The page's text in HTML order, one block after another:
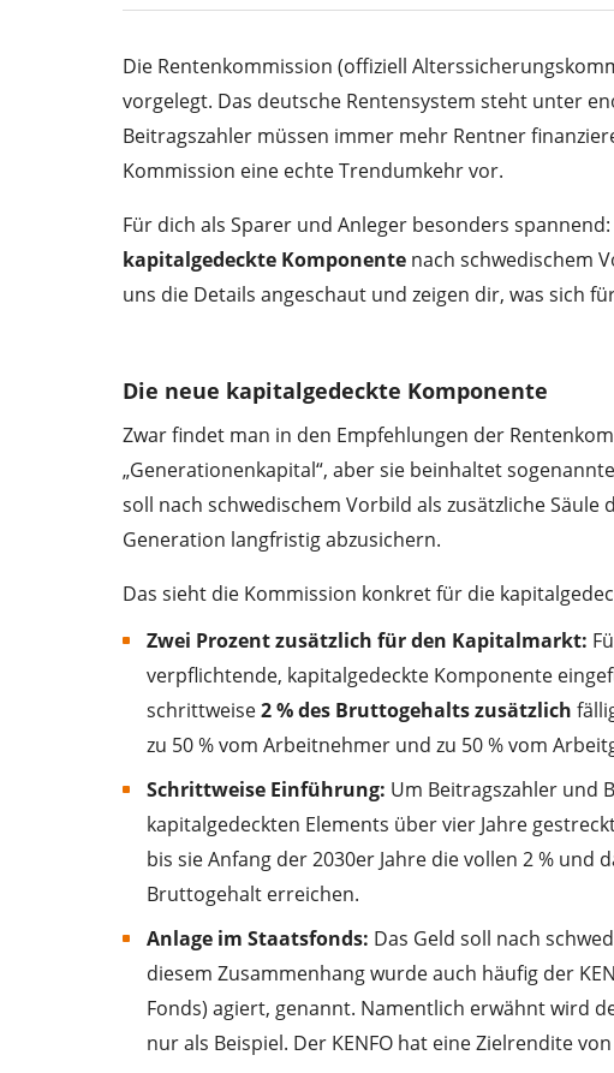
Die Rentenkommission (offiziell
vorgelegt. Das deutsche Rentensystem steht unter
Beitragszahler müssen immer mehr Rentner
Kommission eine echte Trendumkehr vor.
Für dich als Sparer und Anleger besonders
kapitalgedeckte Komponente nach schwedischem
uns die Details angeschaut und zeigen dir, was sich
Die neue kapitalgedeckte Komponente
Zwar findet man in den Empfehlungen der
„Generationenkapital“, aber sie beinhaltet sogenannte
soll nach schwedischem Vorbild als zusätzliche
Generation langfristig abzusichern.
Das sieht die Kommission konkret für die
Zwei Prozent zusätzlich für den Kapitalmarkt:
verpflichtende, kapitalgedeckte Komponente
schrittweise2 % des Bruttogehalts zusätzlich
zu 50 % vom Arbeitnehmer und zu 50 % vom
Schrittweise Einführung: Um Beitragszahler und
kapitalgedeckten Elements über vier Jahre
bis sie Anfang der 2030er Jahre die vollen 2 %
Bruttogehalt erreichen.
Anlage im Staatsfonds: Das Geld soll nach
diesem Zusammenhang wurde auch häufig der
Fonds) agiert, genannt. Namentlich erwähnt wird
nur als Beispiel. Der KENFO hat eine Zielrendite